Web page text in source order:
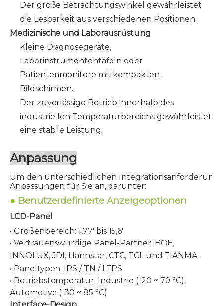
Der große Betrachtungswinkel gewährleistet
die Lesbarkeit aus verschiedenen Positionen.
Medizinische und Laborausrüstung
Kleine Diagnosegeräte,
Laborinstrumententafeln oder
Patientenmonitore mit kompakten
Bildschirmen.
Der zuverlässige Betrieb innerhalb des
industriellen Temperaturbereichs gewährleistet
eine stabile Leistung.
Anpassung
Um den unterschiedlichen
Anpassungen für Sie an, darunter:
● Benutzerdefinierte Anzeigeoptionen
LCD-Panel
• Größenbereich: 1,77' bis 15,6'
• Vertrauenswürdige Panel-Partner: BOE,
INNOLUX, JDI, Hannstar, CTC, TCL und TIANMA .
• Paneltypen: IPS / TN / LTPS
• Betriebstemperatur: Industrie (-20 ~ 70 °C),
Automotive (-30 ~ 85 °C)